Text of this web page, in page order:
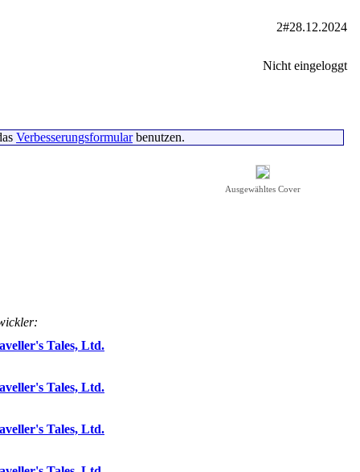
2#28.12.2024
Nicht eingeloggt
Verbesserungsformularbenutzen.
Ausgewähltes Cover
Tales, Ltd.
Tales, Ltd.
Tales, Ltd.